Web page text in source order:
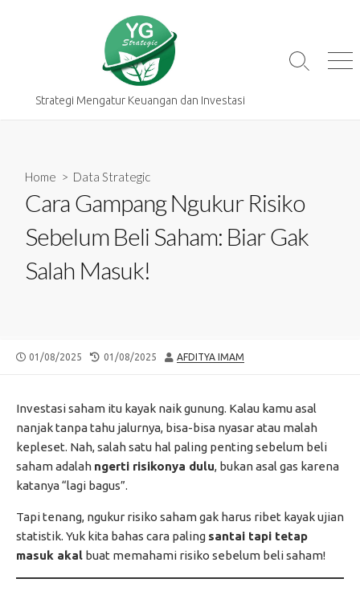
Strategi Mengatur Keuangan dan Investasi
Search
Home > Data Strategic
Cara Gampang Ngukur Risiko
Sebelum Beli Saham: Biar Gak
Salah Masuk!
PUBLISHED
01/08/2025
LAST
01/08/2025 AUTHOR
AFDITYA IMAM
Investasi saham itu kayak naik gunung. Kalau kamu asal
nanjak tanpa tahu jalurnya, bisa-bisa nyasar atau malah
kepleset. Nah, salah satu hal paling penting sebelum beli
saham adalah ngerti risikonya dulu, bukan asal gas karena
katanya “lagi bagus”.
Tapi tenang, ngukur risiko saham gak harus ribet kayak ujian
statistik. Yuk kita bahas cara paling santai tapi tetap
masuk akal buat memahami risiko sebelum beli saham!